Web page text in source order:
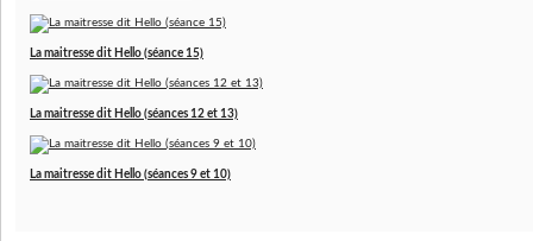
La maitresse dit Hello (séance 15)
La maitresse dit Hello (séances 12 et 13)
La maitresse dit Hello (séances 9 et 10)